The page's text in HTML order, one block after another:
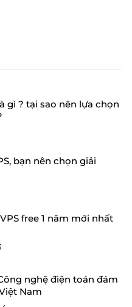
gì ? tại sao nên lựa chọn
bạn nên chọn giải
free 1 năm mới nhất
nghệ điện toán đám
Nam